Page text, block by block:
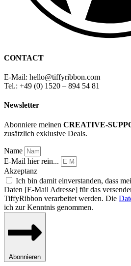
CONTACT
E-Mail: hello@tiffyribbon.com
Tel.: +49 (0) 1520 – 894 54 81
Newsletter
Abonniere meinen CREATIVE-
zusätzlich exklusive Deals.
Name
E-Mail hier rein...
Akzeptanz
Ich bin damit einverstanden, dass
Daten [E-Mail Adresse] für das
TiffyRibbon verarbeitet werden. Die
ich zur Kenntnis genommen.
Abonnieren